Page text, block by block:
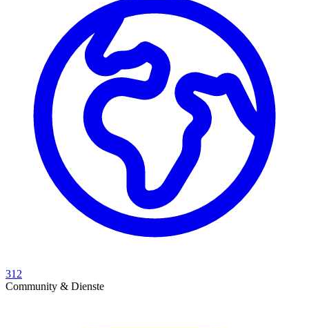
312
Community & Dienste